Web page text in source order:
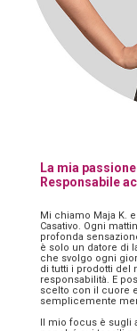
La mia
Responsabile
Mi chiamo Maja K.
Casativo. Ogni
profonda
è solo un datore di
che svolgo ogni
di tutti i prodotti del
responsabilità. E
scelto con il cuore
semplicemente
Il mio focus è sugli